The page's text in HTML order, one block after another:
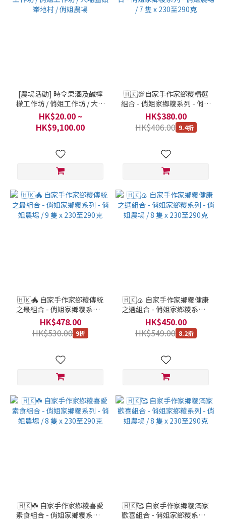
[農場活動] 時令果酒及鹹檸
檬工作坊 / 俏姐工作坊 / 大埔
圍頭輋地村 / 俏姐農場
HK$20.00 ~
HK$9,100.00
🇭🇰💯自家手作家鄉糭精選
組合 - 俏姐家鄉糭系列 - 俏姐
農場 / 7 隻 x 230至290克
HK$380.00
HK$406.00 9.4折
🇭🇰🐲 自家手作家鄉糭傳統
之最組合 - 俏姐家鄉糭系列 -
俏姐農場 / 9 隻 x 230至290
克
HK$478.00
HK$530.00 9折
🇭🇰🍙 自家手作家鄉糭健康
之選組合 - 俏姐家鄉糭系列 -
俏姐農場 / 8 隻 x 230至290
克
HK$450.00
HK$549.00 8.2折
🇭🇰☘️ 自家手作家鄉糭喜愛
素食組合 - 俏姐家鄉糭系列 -
🇭🇰🥰 自家手作家鄉糭滿家
歡喜組合 - 俏姐家鄉糭系列 -